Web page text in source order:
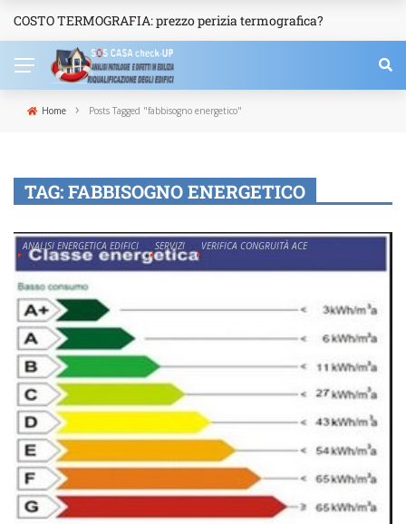
NEWS
COSTO TERMOGRAFIA: prezzo perizia termografica?
Home › Posts Tagged "fabbisogno energetico"
TAG:FABBISOGNO ENERGETICO
ANALISI ENERGETICA EDIFICI SERVIZI VERIFICA CONGRUITÀ ACE